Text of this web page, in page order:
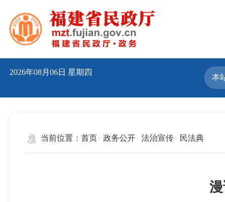
2026年08月06日 星期四
当前位置： 首页 政务公开 法治宣传 民法典